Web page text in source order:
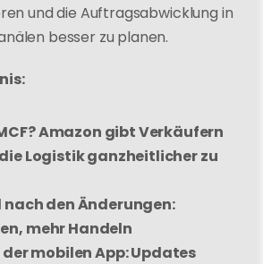
und die Auftragsabwicklung in
besser zu planen.
Amazon gibt Verkäufern
Logistik ganzheitlicher zu
nach den Änderungen:
mehr Handeln
der mobilen App: Updates